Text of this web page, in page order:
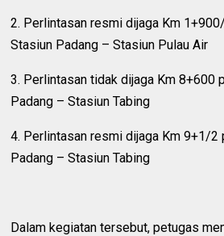
2. ⁠Perlintasan resmi dijaga Km
Stasiun Padang – Stasiun Pulau Air
3. ⁠Perlintasan tidak dijaga Km 8+600
Padang – Stasiun Tabing
4. ⁠Perlintasan resmi dijaga Km 9+1/2
Padang – Stasiun Tabing
Dalam kegiatan tersebut, petugas